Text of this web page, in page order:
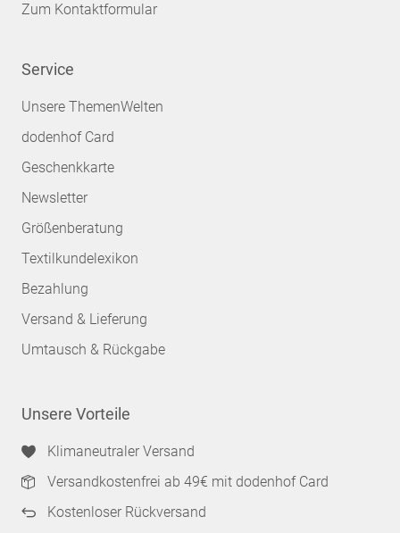
Zum Kontaktformular
Service
Unsere ThemenWelten
dodenhof Card
Geschenkkarte
Newsletter
Größenberatung
Textilkundelexikon
Bezahlung
Versand & Lieferung
Umtausch & Rückgabe
Unsere Vorteile
Klimaneutraler Versand
Versandkostenfrei ab 49€ mit dodenhof Card
Kostenloser Rückversand